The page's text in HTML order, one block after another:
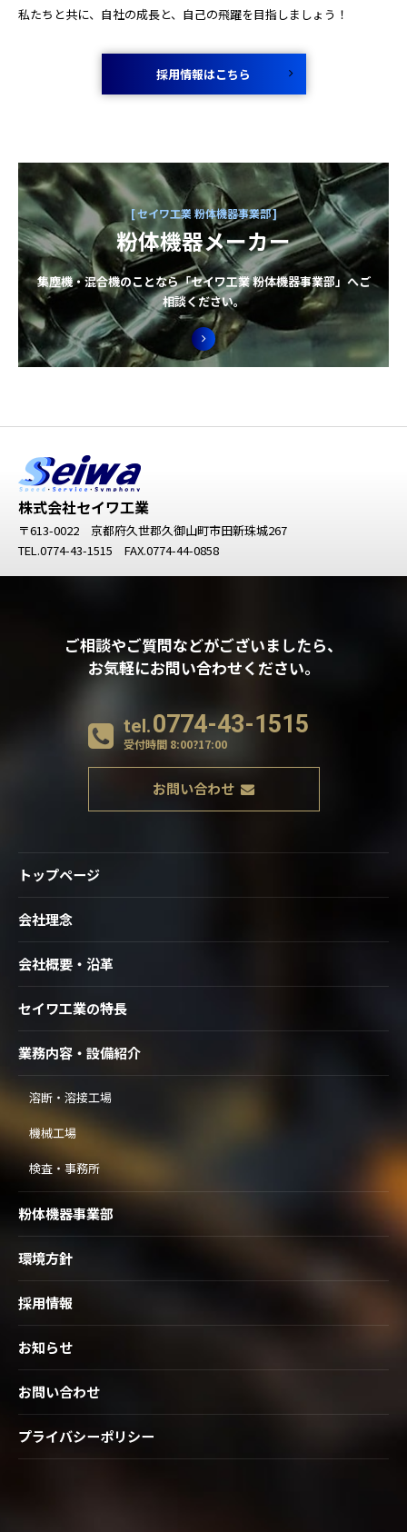
私たちと共に、自社の成長と、自己の飛躍を目指しましょう！
採用情報はこちら
セイワ工業 粉体機器事業部
粉体機器メーカー
集塵機・混合機のことなら「セイワ工業 粉体機器事業部」へご
相談ください。
株式会社セイワ工業
〒613-0022 京都府久世郡久御山町市田新珠城267
TEL.0774-43-1515 FAX.0774-44-0858
ご相談やご質問などがございましたら、
お気軽にお問い合わせください。
tel.0774-43-1515
受付時間 8:00?17:00
お問い合わせ
トップページ
会社理念
会社概要・沿革
セイワ工業の特長
業務内容・設備紹介
溶断・溶接工場
機械工場
検査・事務所
粉体機器事業部
環境方針
採用情報
お知らせ
お問い合わせ
プライバシーポリシー